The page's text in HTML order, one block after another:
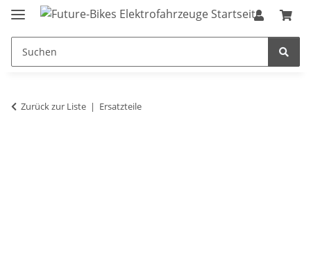
Zurück zur Liste Ersatzteile